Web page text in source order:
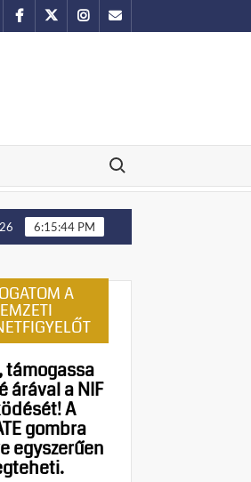
Facebook
TwitterInstagram
Email
Search for:
nyugati területei előbb-utóbb
6:15:45 PM
A
támogassa
árával a NIF
A
gombra
egyszerűen